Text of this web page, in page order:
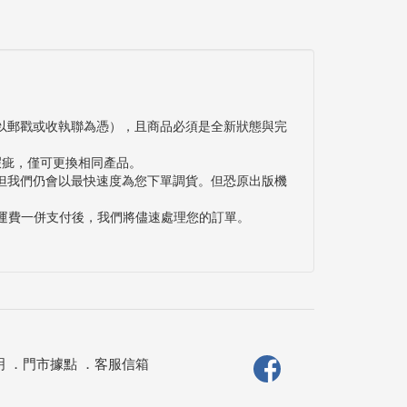
戳或收執聯為憑），且商品必須是全新狀態與完
，僅可更換相同產品。
們仍會以最快速度為您下單調貨。但恐原出版機
一併支付後，我們將儘速處理您的訂單。
． 門市據點． 客服信箱